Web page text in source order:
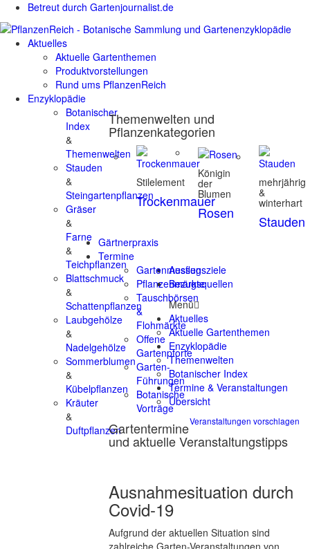
Betreut durch Gartenjournalist.de
Aktuelles
Aktuelle Gartenthemen
Produktvorstellungen
Rund ums PflanzenReich
Enzyklopädie
Botanischer
Index
&
Themenwelten
Stauden
&
Steingartenpflanzen
Gräser
&
Farne
&
Teichpflanzen
Blattschmuck
&
Schattenpflanzen
Laubgehölze
&
Nadelgehölze
Sommerblumen
&
Kübelpflanzen
Kräuter
&
Duftpflanzen
Themenwelten und
Pflanzenkategorien
Stilelement
Trockenmauer
Königin
der
Blumen
Rosen
mehrjährig
&
winterhart
Stauden
Gärtnerpraxis
Termine
Gartenmessen
Pflanzenmärkte
Tauschbörsen
&
Flohmärkte
Offene
Gartenpforte
Garten-
Führungen
Botanische
Vorträge
Veranstaltungen vorschlagen
Gartentermine
und aktuelle Veranstaltungstipps
Ausnahmesituation durch
Covid-19
Aufgrund der aktuellen Situation sind
Ausflugsziele
Bezugsquellen
Menü
Aktuelles
Aktuelle Gartenthemen
Enzyklopädie
Themenwelten
Botanischer Index
Termine & Veranstaltungen
Übersicht